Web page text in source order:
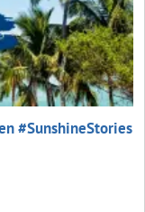
#SunshineStories